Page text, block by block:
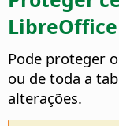
LibreOffice
Pode proteger
ou de toda a
alterações.